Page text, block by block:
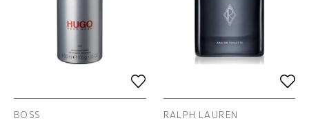
BOSS RALPH LAUREN